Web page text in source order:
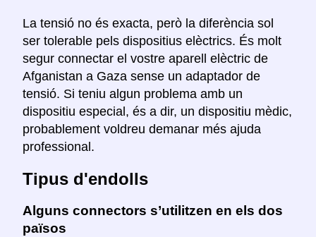
La tensió no és exacta, però la diferència sol
ser tolerable pels dispositius elèctrics. És molt
segur connectar el vostre aparell elèctric de
Afganistan a Gaza sense un adaptador de
tensió. Si teniu algun problema amb un
dispositiu especial, és a dir, un dispositiu mèdic,
probablement voldreu demanar més ajuda
professional.
Tipus d'endolls
Alguns connectors s’utilitzen en els dos
països